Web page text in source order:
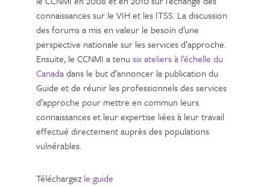
connaissances sur le VIH et les ITSS. La discussion
des forums a mis en valeur le besoin d’une
perspective nationale sur les services d’approche.
Ensuite, le CCNMI a tenu six ateliers à l’échelle du
Canadadans le but d’annoncer la publication du
Guide et de réunir les professionnels des services
d’approche pour mettre en commun leurs
connaissances et leur expertise liées à leur travail
effectué directement auprès des populations
vulnérables.
Téléchargez le guide